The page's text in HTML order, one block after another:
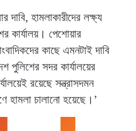
দাবি, হামলাকারীদের লক্ষ্য
কার্যালয়। পেশোয়ার
কাছে এমনটাই দাবি
পুলিশের সদর কার্যালয়ের
রয়েছে সন্ত্রাসদমন
হামলা চালানো হয়েছে।’